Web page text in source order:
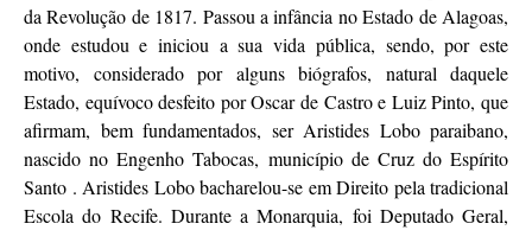
da Revolução de 1817. Passou a infância no Estado de Alagoas,
onde estudou e iniciou a sua vida pública, sendo, por este
motivo, considerado por alguns biógrafos, natural daquele
Estado, equívoco desfeito por Oscar de Castro e Luiz Pinto, que
afirmam, bem fundamentados, ser Aristides Lobo paraibano,
nascido no Engenho Tabocas, município de Cruz do Espírito
Santo . Aristides Lobo bacharelou-se em Direito pela tradicional
Escola do Recife. Durante a Monarquia, foi Deputado Geral,